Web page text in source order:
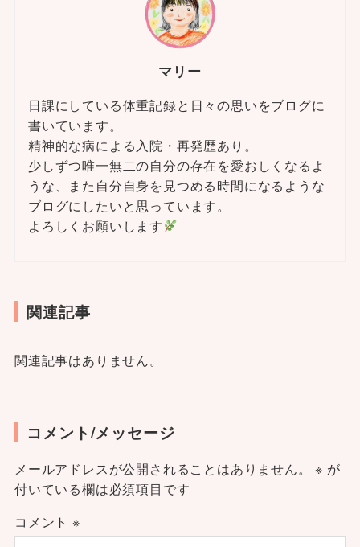
マリー
日課にしている体重記録と日々の思いをブログに
書いています。
精神的な病による入院・再発歴あり。
少しずつ唯一無二の自分の存在を愛おしくなるよ
うな、また自分自身を見つめる時間になるような
ブログにしたいと思っています。
よろしくお願いします
関連記事
関連記事はありません。
コメント/メッセージ
メールアドレスが公開されることはありません。 ※ が
付いている欄は必須項目です
コメント ※